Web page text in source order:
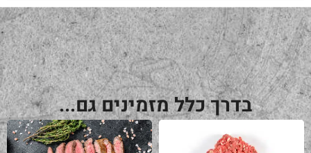
בדרך כלל מזמינים גם...